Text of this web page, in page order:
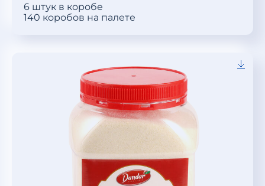
6 штук в коробе
140 коробов на палете